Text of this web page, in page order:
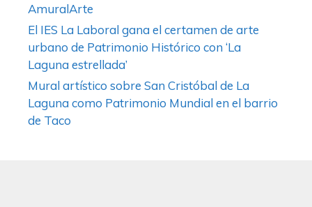
AmuralArte
El IES La Laboral gana el certamen de arte
urbano de Patrimonio Histórico con ‘La
Laguna estrellada’
Mural artístico sobre San Cristóbal de La
Laguna como Patrimonio Mundial en el barrio
de Taco